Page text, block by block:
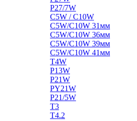
P27/7W
C5W / C10W
C5W/C10W 31мм
C5W/C10W 36мм
C5W/C10W 39мм
C5W/C10W 41мм
T4W
P13W
P21W
PY21W
P21/5W
T3
T4.2